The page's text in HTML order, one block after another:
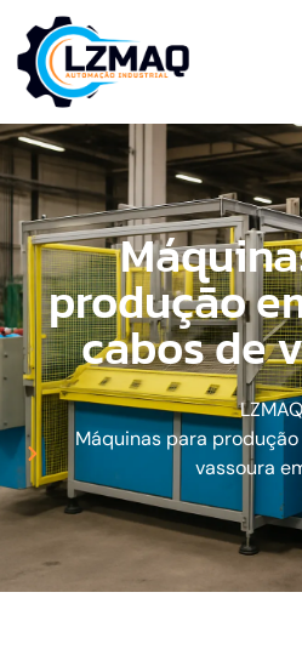
produção
cabos de
LZMAQ
Máquinas para
vassoura